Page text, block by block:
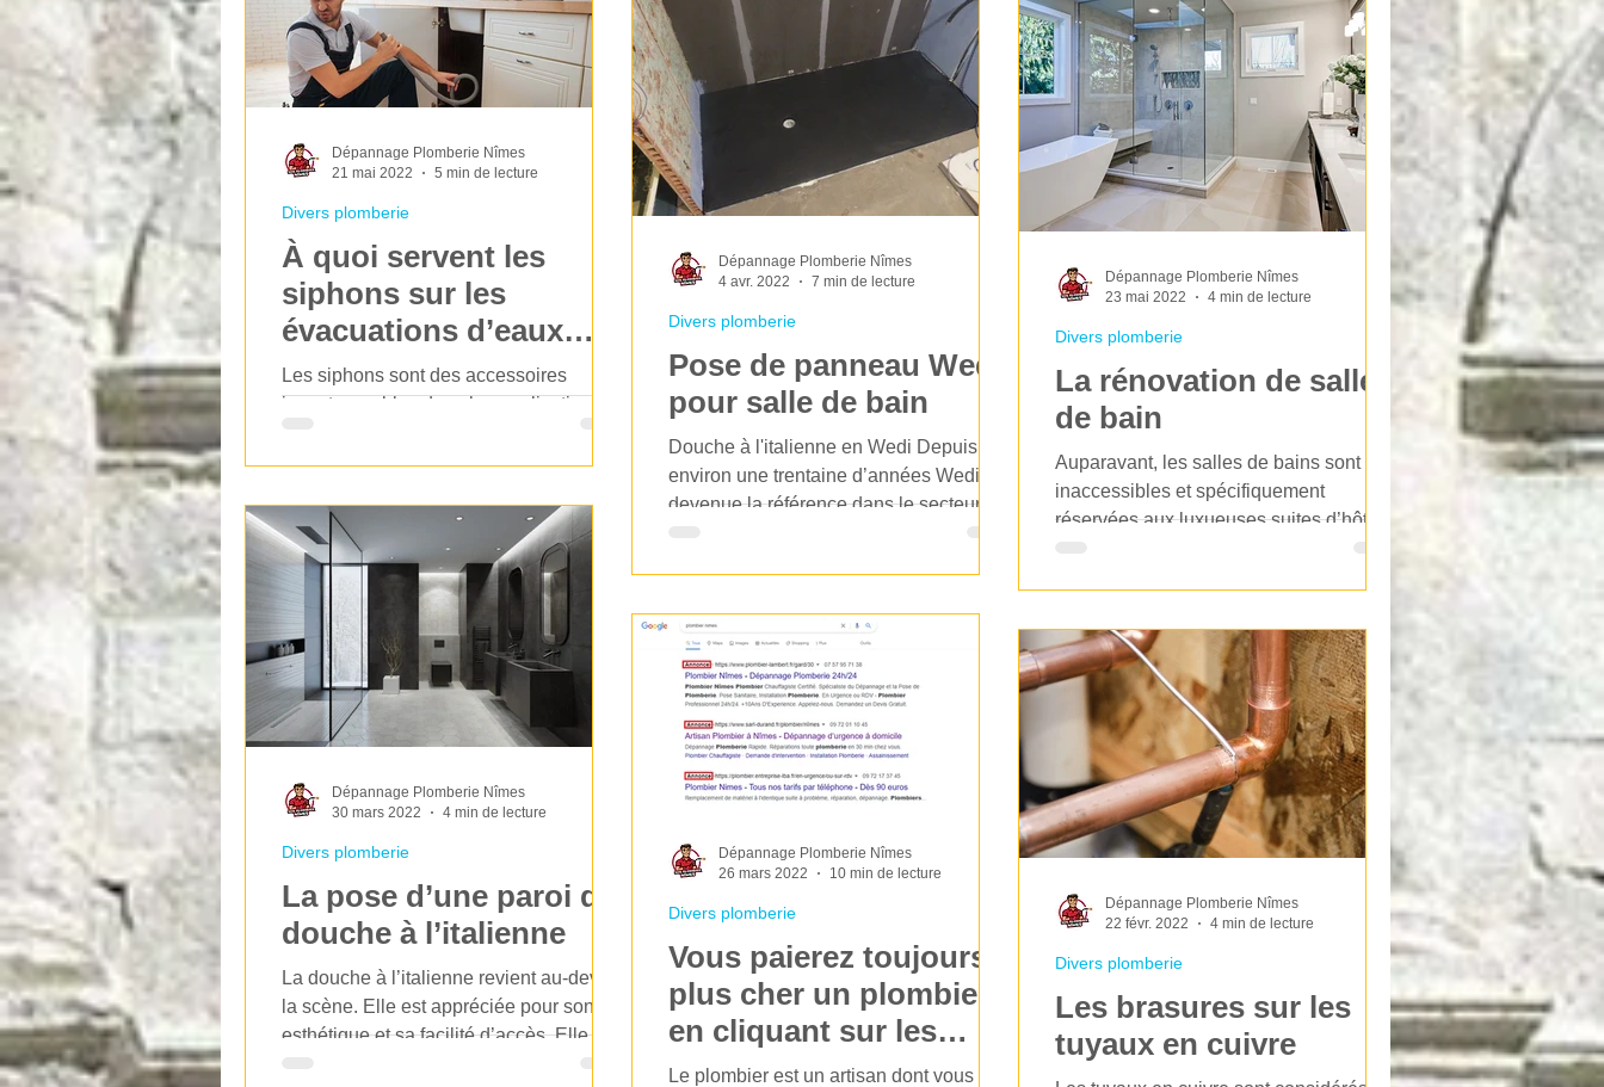
La rénovation de salle
de bain
Auparavant, les salles de bains sont
inaccessibles et spécifiquement
réservées aux luxueuses suites d’hôtel.
Divers plomberie
Dépannage Plomberie Nîmes
23 mai 2022
4 min de lecture
À quoi servent les
siphons sur les
évacuations d’eaux
usées ?
Les siphons sont des accessoires
incontournables dans la canalisation et
présence est en effet...
Divers plomberie
Dépannage Plomberie Nîmes
21 mai 2022
5 min de lecture
Pose de panneau Wedi
pour salle de bain
Douche à l'italienne en Wedi Depuis
environ une trentaine d’années Wedi est
devenue la référence dans le secteur du
Divers plomberie
Dépannage Plomberie Nîmes
4 avr. 2022
7 min de lecture
La pose d’une paroi de
douche à l’italienne
La douche à l’italienne revient au-devant
la scène. Elle est appréciée pour son
esthétique et sa facilité d’accès. Elle se
Divers plomberie
Dépannage Plomberie Nîmes
30 mars 2022
4 min de lecture
Vous paierez toujours
plus cher un plombier
en cliquant sur les
annonces payantes de
Le plombier est un artisan dont vous
Divers plomberie
Dépannage Plomberie Nîmes
26 mars 2022
10 min de lecture
Les brasures sur les
tuyaux en cuivre
Divers plomberie
Dépannage Plomberie Nîmes
22 févr. 2022
4 min de lecture